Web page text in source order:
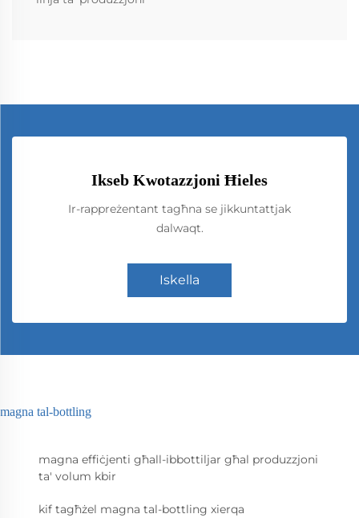
Ikseb Kwotazzjoni Ħieles
Ir-rappreżentant tagħna se jikkuntattjak
dalwaqt.
Iskella
magna tal-bottling
magna effiċjenti għall-ibbottiljar għal produzzjoni
ta' volum kbir
kif tagħżel magna tal-bottling xierqa